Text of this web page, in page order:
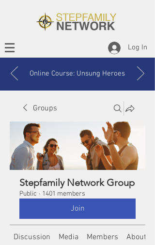
Log In
Online Course: Unsung Heroes
Groups
Stepfamily Network Group
Public · 1401 members
Join
Discussion Media Members About